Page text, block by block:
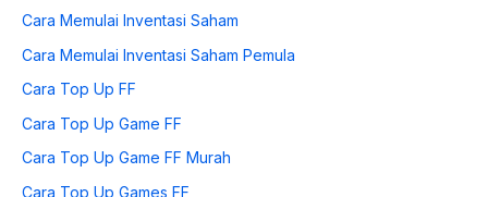
Cara Memulai Inventasi Saham
Cara Memulai Inventasi Saham Pemula
Cara Top Up FF
Cara Top Up Game FF
Cara Top Up Game FF Murah
Cara Top Up Games FF